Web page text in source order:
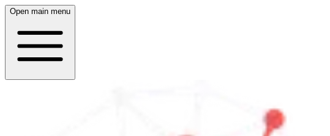
Open main menu